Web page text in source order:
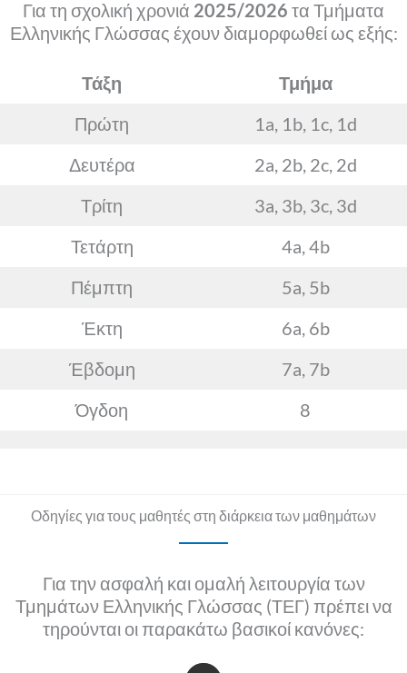
Για τη σχολική χρονιά 2025/2026 τα Τμήματα
Ελληνικής Γλώσσας έχουν διαμορφωθεί ως εξής:
Τάξη
Τμήμα
Πρώτη
1a, 1b, 1c, 1d
Δευτέρα
2a, 2b, 2c, 2d
Τρίτη
3a, 3b, 3c, 3d
Τετάρτη
4a, 4b
Πέμπτη
5a, 5b
Έκτη
6a, 6b
Έβδομη
7a, 7b
Όγδοη
8
Οδηγίες για τους μαθητές στη διάρκεια των μαθημάτων
Για την ασφαλή και ομαλή λειτουργία των
Τμημάτων Ελληνικής Γλώσσας (ΤΕΓ) πρέπει να
τηρούνται οι παρακάτω βασικοί κανόνες: